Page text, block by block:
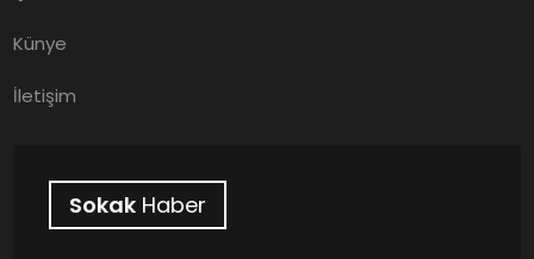
Künye
İletişim
Sokak Haber